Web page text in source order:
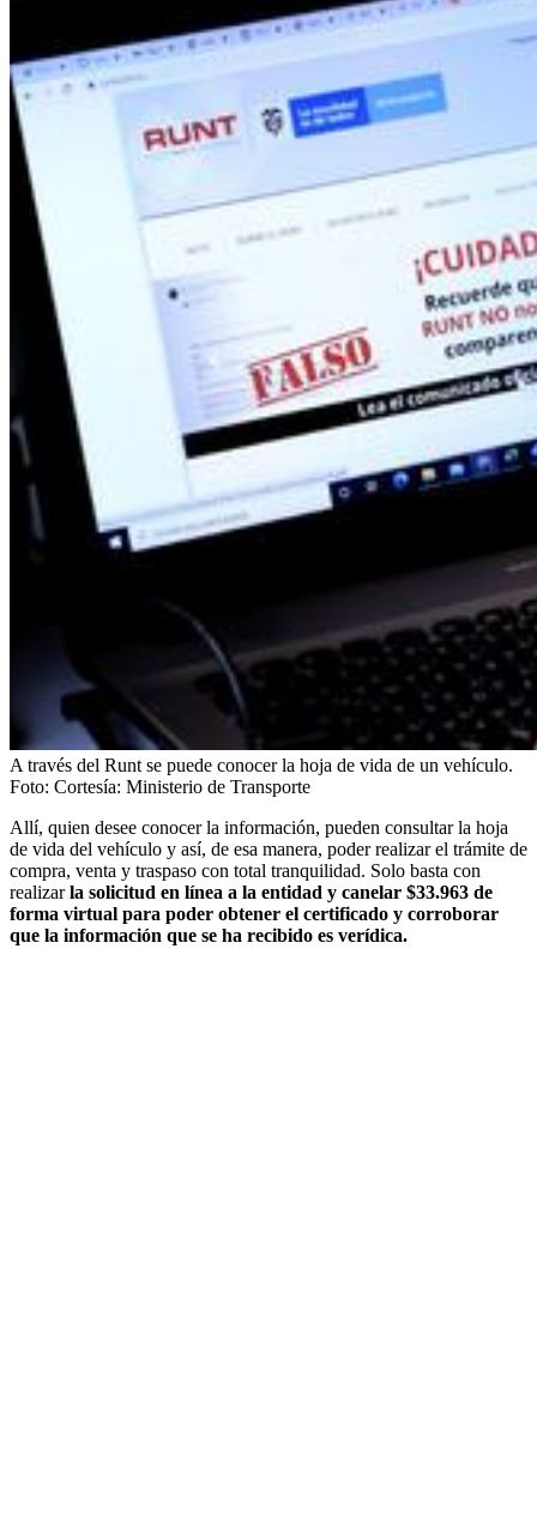
A través del Runt se puede conocer la hoja de vida de un vehículo.
Foto: Cortesía: Ministerio de Transporte
Allí, quien desee conocer la información, pueden consultar la hoja
de vida del vehículo y así, de esa manera, poder realizar el trámite de
compra, venta y traspaso con total tranquilidad. Solo basta con
realizarla solicitud en línea a la entidad y canelar $33.963 de
forma virtual para poder obtener el certificado y corroborar
que la información que se ha recibido es verídica.